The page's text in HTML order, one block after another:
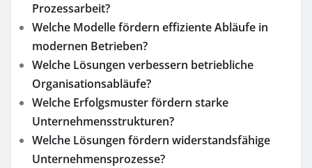
Prozessarbeit?
Welche Modelle fördern effiziente Abläufe in
modernen Betrieben?
Welche Lösungen verbessern betriebliche
Organisationsabläufe?
Welche Erfolgsmuster fördern starke
Unternehmensstrukturen?
Welche Lösungen fördern widerstandsfähige
Unternehmensprozesse?